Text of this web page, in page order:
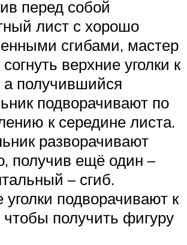
перед собой
лист с хорошо
сгибами, мастер
верхние уголки к
а получившийся
подворачивают по
к середине листа.
разворачивают
получив ещё один –
– сгиб.
подворачивают к
чтобы получить фигуру